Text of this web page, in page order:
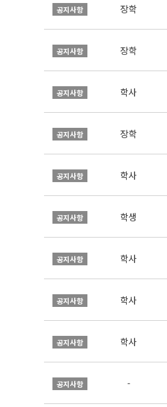
공지사항 장학
공지사항 장학
공지사항 학사
공지사항 장학
공지사항 학사
공지사항 학생
공지사항 학사
공지사항 학사
공지사항 학사
공지사항 -